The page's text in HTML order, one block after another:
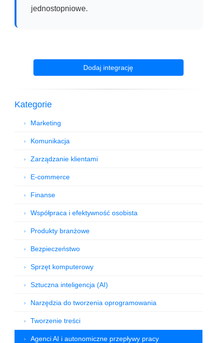
jednostopniowe.
Dodaj integrację
Kategorie
Marketing
Komunikacja
Zarządzanie klientami
E-commerce
Finanse
Współpraca i efektywność osobista
Produkty branżowe
Bezpieczeństwo
Sprzęt komputerowy
Sztuczna inteligencja (AI)
Narzędzia do tworzenia oprogramowania
Tworzenie treści
Agenci AI i autonomiczne przepływy pracy